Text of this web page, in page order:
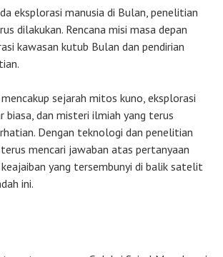
eksplorasi manusia di Bulan, penelitian
dilakukan. Rencana misi masa depan
kawasan kutub Bulan dan pendirian
sejarah mitos kuno, eksplorasi
biasa, dan misteri ilmiah yang terus
Dengan teknologi dan penelitian
mencari jawaban atas pertanyaan
yang tersembunyi di balik satelit
ini.